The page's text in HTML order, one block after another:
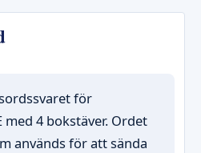
för
med 4 bokstäver. Ordet
används för att sända